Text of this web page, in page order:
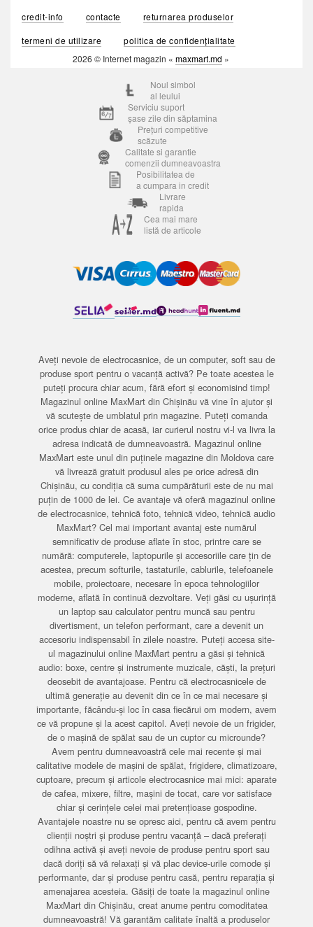
credit-info
contacte
returnarea produselor
termeni de utilizare
politica de confidențialitate
2026 © Internet magazin « maxmart.md »
Noul simbol
al leului
Serviciu suport
șase zile din săptamina
Prețuri competitive
scăzute
Calitate si garantie
comenzii dumneavoastra
Posibilitatea de
a cumpara in credit
Livrare
rapida
Cea mai mare
listă de articole
Aveți nevoie de electrocasnice, de un computer, soft sau de
produse sport pentru o vacanță activă? Pe toate acestea le
puteți procura chiar acum, fără efort și economisind timp!
Magazinul online MaxMart din Chișinău vă vine în ajutor și
vă scutește de umblatul prin magazine. Puteți comanda
orice produs chiar de acasă, iar curierul nostru vi-l va livra la
adresa indicată de dumneavoastră. Magazinul online
MaxMart este unul din puținele magazine din Moldova care
vă livrează gratuit produsul ales pe orice adresă din
Chișinău, cu condiția că suma cumpărăturii este de nu mai
puțin de 1000 de lei. Ce avantaje vă oferă magazinul online
de electrocasnice, tehnică foto, tehnică video, tehnică audio
MaxMart? Cel mai important avantaj este numărul
semnificativ de produse aflate în stoc, printre care se
numără: computerele, laptopurile și accesoriile care țin de
acestea, precum softurile, tastaturile, cablurile, telefoanele
mobile, proiectoare, necesare în epoca tehnologiilor
moderne, aflată în continuă dezvoltare. Veți găsi cu ușurință
un laptop sau calculator pentru muncă sau pentru
divertisment, un telefon performant, care a devenit un
accesoriu indispensabil în zilele noastre. Puteți accesa site-
ul magazinului online MaxMart pentru a găsi și tehnică
audio: boxe, centre și instrumente muzicale, căști, la prețuri
deosebit de avantajoase. Pentru că electrocasnicele de
ultimă generație au devenit din ce în ce mai necesare și
importante, făcându-și loc în casa fiecărui om modern, avem
ce vă propune și la acest capitol. Aveți nevoie de un frigider,
de o mașină de spălat sau de un cuptor cu microunde?
Avem pentru dumneavoastră cele mai recente și mai
calitative modele de mașini de spălat, frigidere, climatizoare,
cuptoare, precum și articole electrocasnice mai mici: aparate
de cafea, mixere, filtre, mașini de tocat, care vor satisface
chiar și cerințele celei mai pretențioase gospodine.
Avantajele noastre nu se opresc aici, pentru că avem pentru
clienții noștri și produse pentru vacanță – dacă preferați
odihna activă și aveți nevoie de produse pentru sport sau
dacă doriți să vă relaxați și vă plac device-urile comode și
performante, dar și produse pentru casă, pentru reparația și
amenajarea acesteia. Găsiți de toate la magazinul online
MaxMart din Chișinău, creat anume pentru comoditatea
dumneavoastră! Vă garantăm calitate înaltă a produselor